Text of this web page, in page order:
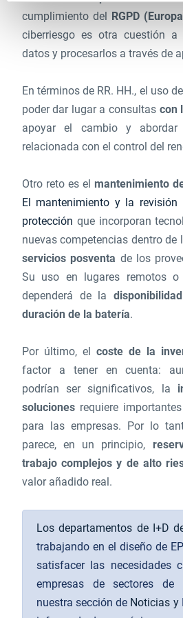
cumplimiento del RGPD
ciberriesgo es otra cuestión
datos y procesarlos a través de
En términos de RR. HH., el uso
poder dar lugar a consultas con
apoyar el cambio y abordar
relacionada con el control del
Otro reto es el mantenimiento
El mantenimiento y la revisión
protección que incorporan
nuevas competencias dentro de
servicios posventa de los
Su uso en lugares remotos o
dependerá de la
duración de la batería.
Por último, el coste de la
factor a tener en cuenta:
podrían ser significativos, la
solucionesrequiere
para las empresas. Por lo
parece, en un principio,
trabajo complejos y de alto
valor añadido real.
Los departamentos de I+D
trabajando en el diseño de
satisfacer las necesidades
empresas de sectores
nuestra sección de Noticias y